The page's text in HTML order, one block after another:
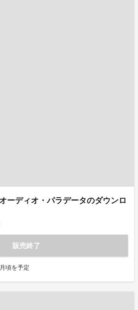
ーディオ・パラデータのダウンロ
販売終了
頃を予定